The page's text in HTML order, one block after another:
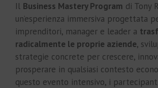
Il Business Mastery Program di Tony
un’esperienza immersiva progettata
imprenditori, manager e leader a
radicalmente le proprie aziende,
strategie concrete per crescere,
prosperare in qualsiasi contesto
questo evento intensivo, i